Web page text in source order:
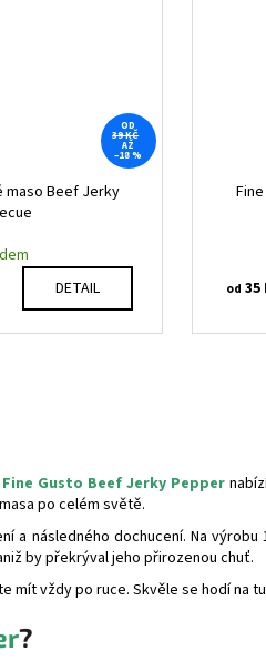
Fine Gusto Beef Jerky Pepper
po celém světě.
následného dochucení. Na
by překrýval jeho přirozenou chuť.
mít vždy po ruce. Skvěle se hodí
?
OD
39 KČ
AŽ
–18 %
maso Beef Jerky
DETAIL od 35